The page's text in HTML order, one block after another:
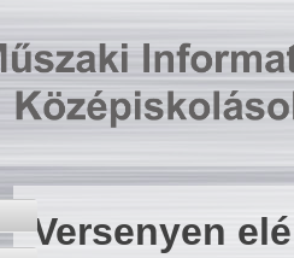
Versenyen